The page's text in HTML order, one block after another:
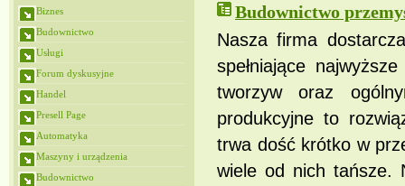
Biznes
Budownictwo
Usługi
Forum dyskusyjne
Handel
Presell Page
Automatyka
Maszyny i urządzenia
Budownictwo
Budownictwo
Nasza firma
spełniające
tworzyw oraz
produkcyjne to
trwa dość krótko w
wiele od nich tańsze.